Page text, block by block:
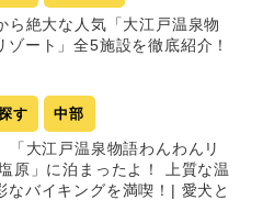
ら絶大な人気「大江戸温泉物
ゾート」全5施設を徹底紹介！
す 中部
「大江戸温泉物語わんわんリ
原」に泊まったよ！ 上質な温
なバイキングを満喫！| 愛犬と